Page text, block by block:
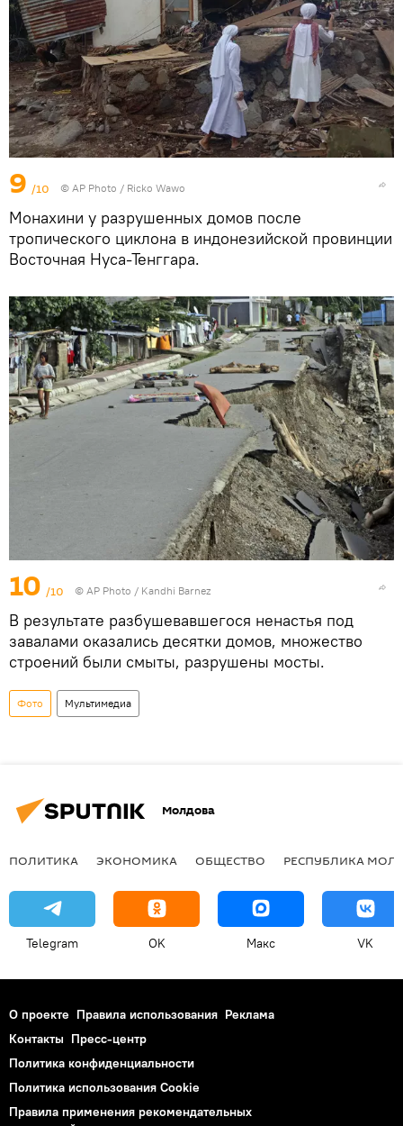
9 /10 © AP Photo / Ricko Wawo
Монахини у разрушенных домов после
тропического циклона в индонезийской провинции
Восточная Нуса-Тенггара.
10 /10 © AP Photo / Kandhi Barnez
В результате разбушевавшегося ненастья под
завалами оказались десятки домов, множество
строений были смыты, разрушены мосты.
Фото Мультимедиа
Молдова
ПОЛИТИКА ЭКОНОМИКА ОБЩЕСТВО РЕСПУБЛИКА
Telegram OK Макс VK
О проекте Правила использования Реклама
Контакты Пресс-центр
Политика конфиденциальности
Политика использования Cookie
Правила применения рекомендательных